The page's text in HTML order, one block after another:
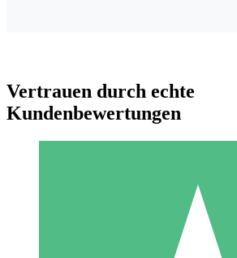
Individuelle Credit-
Vertrauen durch echte
Kundenbewertungen